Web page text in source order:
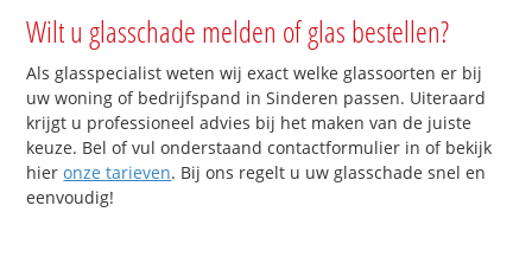
Wilt u glasschade melden of glas bestellen?
Als glasspecialist weten wij exact welke glassoorten er bij
uw woning of bedrijfspand in Sinderen passen. Uiteraard
krijgt u professioneel advies bij het maken van de juiste
keuze. Bel of vul onderstaand contactformulier in of bekijk
hieronze tarieven. Bij ons regelt u uw glasschade snel en
eenvoudig!